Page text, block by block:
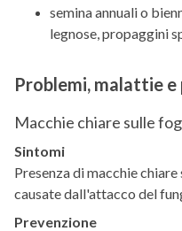
semina annuali o
legnose, propaggini
Problemi, malattie e
Macchie chiare sulle
Sintomi
Presenza di macchie
causate dall'attacco del
Prevenzione